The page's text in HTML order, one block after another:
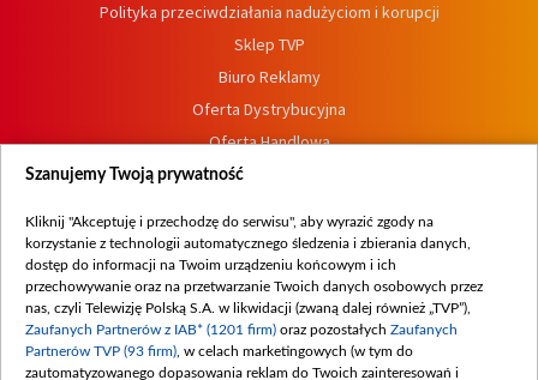
Polityka przeciwdziałania nadużyciom i korupcji
Sklep TVP
Biuro Reklamy
Oferta Dystrybucyjna
Oferta Handlowa
Dostępność
Procedura zgłoszeń wewnętrznych
Szanujemy Twoją prywatność
Kliknij "Akceptuję i przechodzę do serwisu", aby wyrazić zgody na
korzystanie z technologii automatycznego śledzenia i zbierania danych,
dostęp do informacji na Twoim urządzeniu końcowym i ich
przechowywanie oraz na przetwarzanie Twoich danych osobowych przez
nas, czyli Telewizję Polską S.A. w likwidacji (zwaną dalej również „TVP”),
Zaufanych Partnerów z IAB* (1201 firm) oraz pozostałych Zaufanych
Partnerów TVP (93 firm) , w celach marketingowych (w tym do
zautomatyzowanego dopasowania reklam do Twoich zainteresowań i